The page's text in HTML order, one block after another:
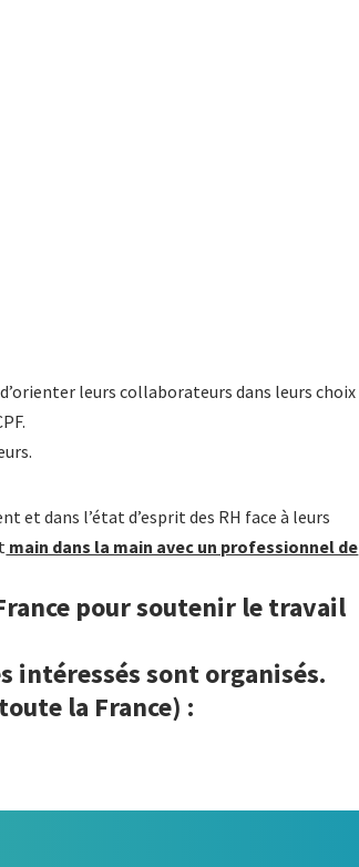
leurs collaborateurs dans leurs choix
et dans l’état d’esprit des RH face à leurs
main dans la main avec un professionnel de
pour soutenir le travail
intéressés sont organisés.
la France) :